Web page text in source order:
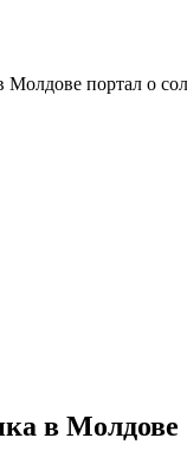
портал о
в Молдове